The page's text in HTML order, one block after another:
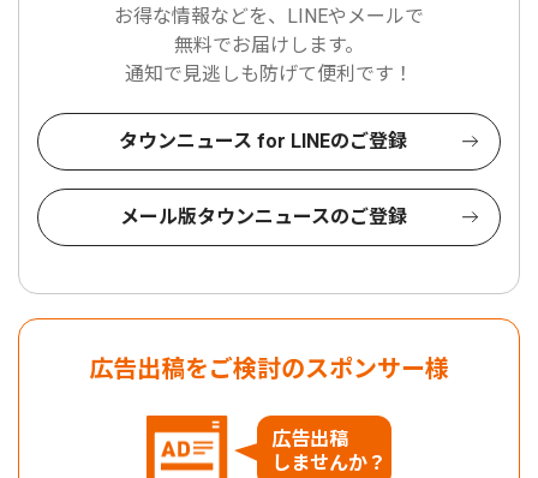
お得な情報などを、LINEやメールで
無料でお届けします。
通知で見逃しも防げて便利です！
タウンニュース for LINEのご登録
メール版タウンニュースのご登録
広告出稿をご検討のスポンサー様
広告出稿
しませんか？